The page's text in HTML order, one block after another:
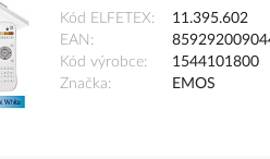
Kód ELFETEX
11.395.602
EAN
Kód výrobce
1544101800
Značka
EMOS